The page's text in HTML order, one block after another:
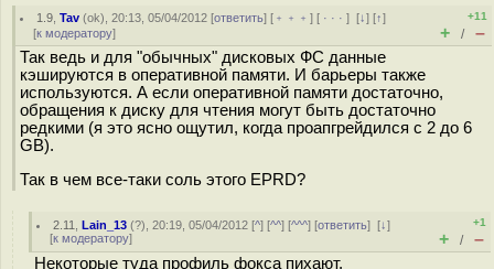
1.9 ,Tav (ok), 20:13, 05/04/2012 [ответить] [ ﹢﹢﹢] [ · · ·][↓] [↑]
[к модератору]
+11
+ / –
Так ведь и для "обычных" дисковых ФС данные
кэшируются в оперативной памяти. И барьеры также
используются. А если оперативной памяти достаточно,
обращения к диску для чтения могут быть достаточно
редкими (я это ясно ощутил, когда проапгрейдился с 2 до 6
GB).
Так в чем все-таки соль этого EPRD?
2.11 ,Lain_13 (?), 20:19, 05/04/2012 [^] [^^] [^^^] [ответить][↓]
[к модератору]
+1
+ / –
Некоторые туда профиль фокса пихают.